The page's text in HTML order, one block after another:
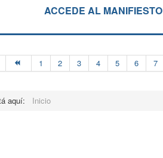
ACCEDE AL MANIFIESTO
1 2 3 4 5 6 7
aquí: Inicio